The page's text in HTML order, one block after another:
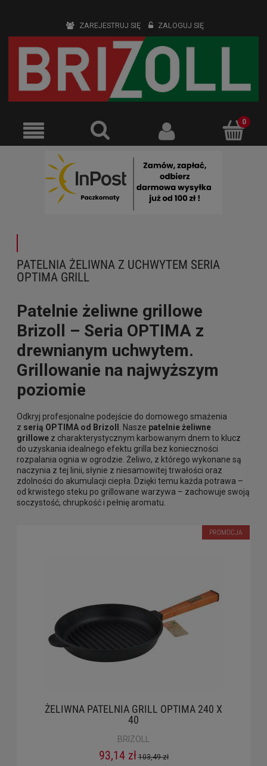
ZAREJESTRUJ SIĘ ZALOGUJ SIĘ
PATELNIA ŻELIWNA Z UCHWYTEM SERIA
OPTIMA GRILL
Patelnie żeliwne grillowe
Brizoll – Seria OPTIMA z
drewnianym uchwytem.
Grillowanie na najwyższym
poziomie
Odkryj profesjonalne podejście do domowego smażenia
z serią OPTIMA od Brizoll . Nasze patelnie żeliwne
grillowe z charakterystycznym karbowanym dnem to klucz
do uzyskania idealnego efektu grilla bez konieczności
rozpalania ognia w ogrodzie. Żeliwo, z którego wykonane są
naczynia z tej linii, słynie z niesamowitej trwałości oraz
zdolności do akumulacji ciepła. Dzięki temu każda potrawa –
od krwistego steku po grillowane warzywa – zachowuje swoją
soczystość, chrupkość i pełnię aromatu.
ŻELIWNA PATELNIA GRILL OPTIMA 240 X
40
BRIZOLL
93,14 zł 103,49 zł
PROMOCJA